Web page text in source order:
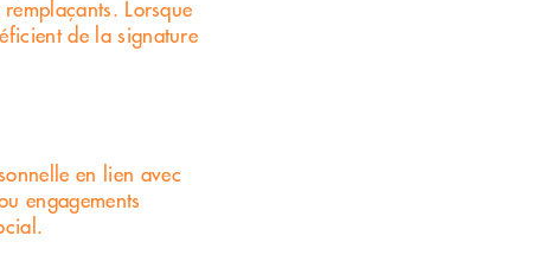
Lorsque
de la signature
en lien avec
engagements